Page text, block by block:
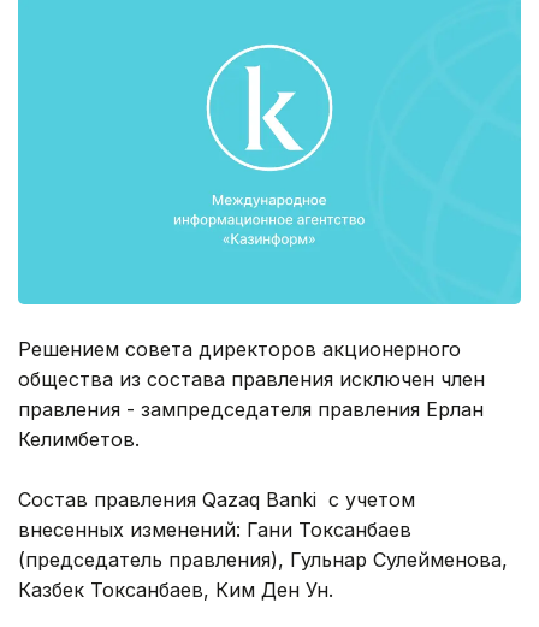
Решением совета директоров акционерного
общества из состава правления исключен член
правления - зампредседателя правления Ерлан
Келимбетов.
Состав правления Qazaq Banki с учетом
внесенных изменений: Гани Токсанбаев
(председатель правления), Гульнар Сулейменова,
Казбек Токсанбаев, Ким Ден Ун.